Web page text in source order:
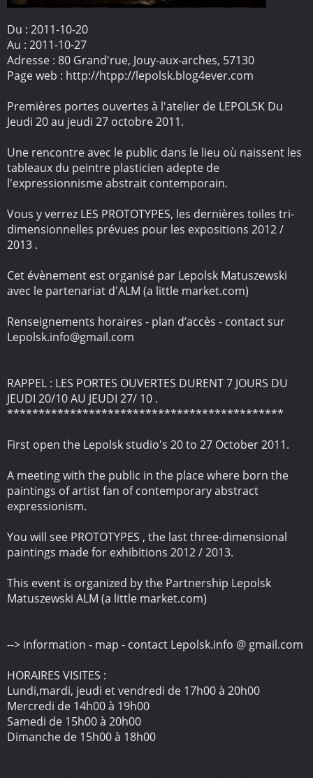
Du : 2011-10-20
Au : 2011-10-27
Adresse : 80 Grand'rue, Jouy-aux-arches, 57130
Page web : http://htpp://lepolsk.blog4ever.com
Premières portes ouvertes à l'atelier de LEPOLSK Du
Jeudi 20 au jeudi 27 octobre 2011.
Une rencontre avec le public dans le lieu où naissent les
tableaux du peintre plasticien adepte de
l'expressionnisme abstrait contemporain.
Vous y verrez LES PROTOTYPES, les dernières toiles tri-
dimensionnelles prévues pour les expositions 2012 /
2013 .
Cet évènement est organisé par Lepolsk Matuszewski
avec le partenariat d'ALM (a little market.com)
Renseignements horaires - plan d’accès - contact sur
Lepolsk.info@gmail.com
RAPPEL : LES PORTES OUVERTES DURENT 7 JOURS DU
JEUDI 20/10 AU JEUDI 27/ 10 .
********************************************
First open the Lepolsk studio's 20 to 27 October 2011.
A meeting with the public in the place where born the
paintings of artist fan of contemporary abstract
expressionism.
You will see PROTOTYPES , the last three-dimensional
paintings made for exhibitions 2012 / 2013.
This event is organized by the Partnership Lepolsk
Matuszewski ALM (a little market.com)
--> information - map - contact Lepolsk.info @ gmail.com
HORAIRES VISITES :
Lundi,mardi, jeudi et vendredi de 17h00 à 20h00
Mercredi de 14h00 à 19h00
Samedi de 15h00 à 20h00
Dimanche de 15h00 à 18h00